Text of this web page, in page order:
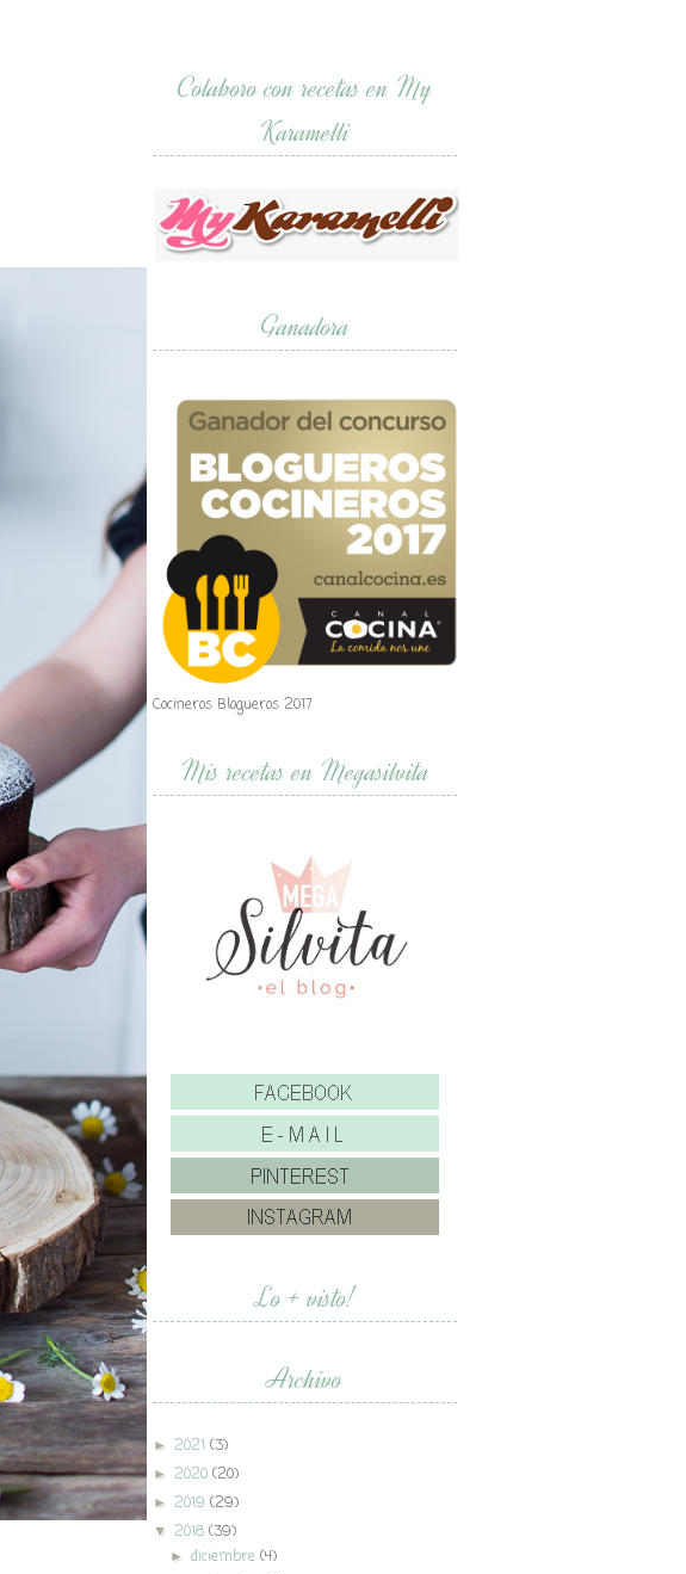
Colaboro con recetas en My
Karamelli
Ganadora
Cocineros Blogueros 2017
Mis recetas en Megasilvita
Lo + visto!
Archivo
► 2021 (3)
► 2020 (20)
► 2019 (29)
▼ 2018 (39)
►diciembre (4)